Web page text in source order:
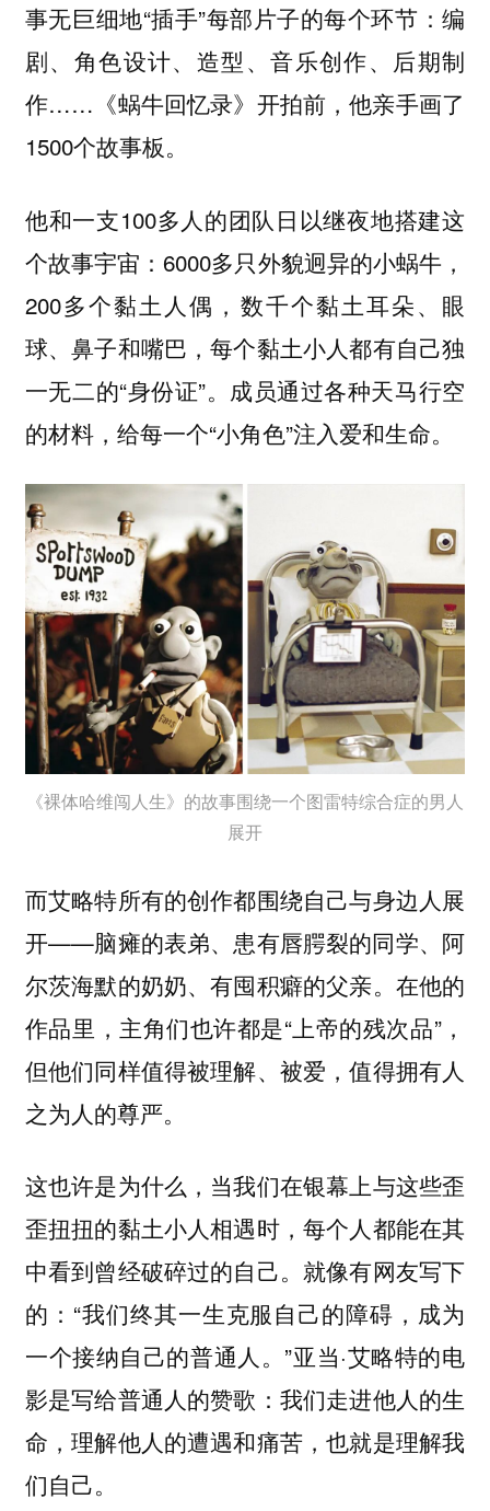
事无巨细地“插手”每部片子的每个环节：编
剧、角色设计、造型、音乐创作、后期制
作……《蜗牛回忆录》开拍前，他亲手画了
1500个故事板。
他和一支100多人的团队日以继夜地搭建这
个故事宇宙：6000多只外貌迥异的小蜗牛，
200多个黏土人偶，数千个黏土耳朵、眼
球、鼻子和嘴巴，每个黏土小人都有自己独
一无二的“身份证”。成员通过各种天马行空
的材料，给每一个“小角色”注入爱和生命。
《裸体哈维闯人生》的故事围绕一个图雷特综合症的男人
展开
而艾略特所有的创作都围绕自己与身边人展
开——脑瘫的表弟、患有唇腭裂的同学、阿
尔茨海默的奶奶、有囤积癖的父亲。在他的
作品里，主角们也许都是“上帝的残次品”，
但他们同样值得被理解、被爱，值得拥有人
之为人的尊严。
这也许是为什么，当我们在银幕上与这些歪
歪扭扭的黏土小人相遇时，每个人都能在其
中看到曾经破碎过的自己。就像有网友写下
的：“我们终其一生克服自己的障碍，成为
一个接纳自己的普通人。”亚当·艾略特的电
影是写给普通人的赞歌：我们走进他人的生
命，理解他人的遭遇和痛苦，也就是理解我
们自己。